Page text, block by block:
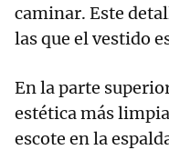
caminar. Este
las que el vestido
En la parte
estética más
escote en la